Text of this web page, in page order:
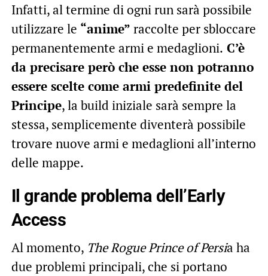
Infatti, al termine di ogni run sarà possibile
utilizzare le “anime” raccolte per sbloccare
permanentemente armi e medaglioni. C’è
da precisare però che esse non potranno
essere scelte come armi predefinite del
Principe, la build iniziale sarà sempre la
stessa, semplicemente diventerà possibile
trovare nuove armi e medaglioni all’interno
delle mappe.
Il grande problema dell’Early
Access
Al momento, The Rogue Prince of Persia ha
due problemi principali, che si portano